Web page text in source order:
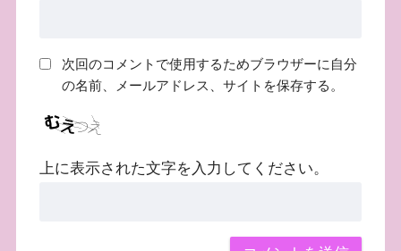
次回のコメントで使用するためブラウザーに自分
の名前、メールアドレス、サイトを保存する。
上に表示された文字を入力してください。